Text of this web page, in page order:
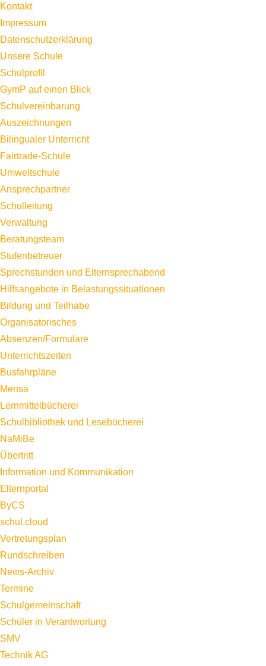
Kontakt
Impressum
Datenschutzerklärung
Unsere Schule
Schulprofil
GymP auf einen Blick
Schulvereinbarung
Auszeichnungen
Bilingualer Unterricht
Fairtrade-Schule
Umweltschule
Ansprechpartner
Schulleitung
Verwaltung
Beratungsteam
Stufenbetreuer
Sprechstunden und Elternsprechabend
Hilfsangebote in Belastungssituationen
Bildung und Teilhabe
Organisatorisches
Absenzen/Formulare
Unterrichtszeiten
Busfahrpläne
Mensa
Lernmittelbücherei
Schulbibliothek und Lesebücherei
NaMiBe
Übertritt
Information und Kommunikation
Elternportal
ByCS
schul.cloud
Vertretungsplan
Rundschreiben
News-Archiv
Termine
Schulgemeinschaft
Schüler in Verantwortung
SMV
Technik AG